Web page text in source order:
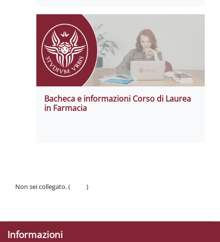
Bacheca e informazioni Corso di Laurea
in Farmacia
Non sei collegato. (
)
Informazioni